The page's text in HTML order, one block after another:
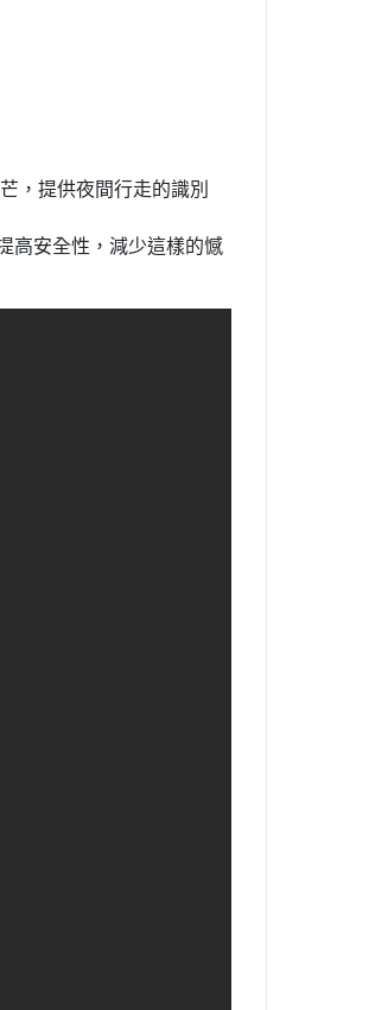
，提供夜間行走的識別
高安全性，減少這樣的憾